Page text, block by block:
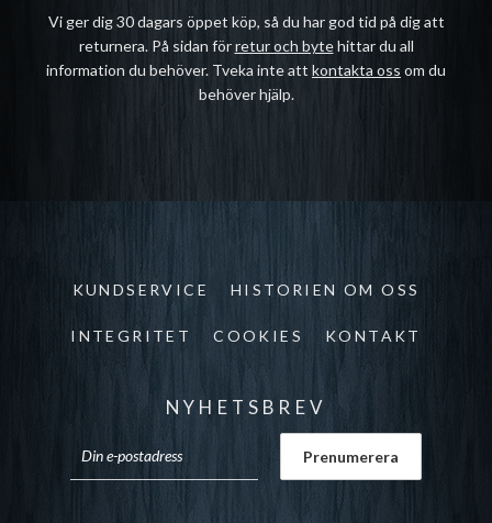
Vi ger dig 30 dagars öppet köp, så du har god tid på dig att
returnera. På sidan förretur och bytehittar du all
information du behöver. Tveka inte att kontakta oss om du
behöver hjälp.
KUNDSERVICE HISTORIEN OM OSS
INTEGRITET COOKIES KONTAKT
NYHETSBREV